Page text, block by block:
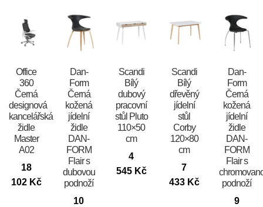
Office
360
Černá
designová
kancelářská
židle
Master
A02
18
102 Kč
​​​​​Dan-
Form
Černá
kožená
jídelní
židle
DAN-
FORM
Flair s
dubovou
podnoží
10
Scandi
Bílý
dubový
pracovní
stůl Pluto
110×50
cm
4
545 Kč
Scandi
Bílý
dřevěný
jídelní
stůl
Corby
120×80
cm
7
433 Kč
​​​​​Dan-
Form
Černá
kožená
jídelní
židle
DAN-
FORM
Flair s
podnoží
9